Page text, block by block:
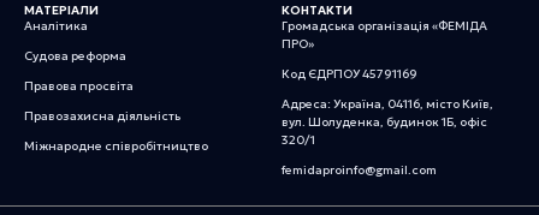
МАТЕРІАЛИ
Аналітика
Судова реформа
Правова просвіта
Правозахисна діяльність
Міжнародне співробітництво
КОНТАКТИ
Громадська організація «ФЕМІДА
ПРО»
Код ЄДРПОУ 45791169
Адреса: Україна, 04116, місто Київ,
вул. Шолуденка, будинок 1Б, офіс
320/1
femidaproinfo@gmail.com